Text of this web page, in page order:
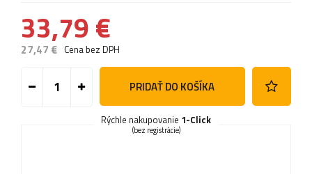
33,79 €
27,47 € Cena bez DPH
PRIDAŤ DO KOŠÍKA
Rýchle nakupovanie 1-Click
(bez registrácie)